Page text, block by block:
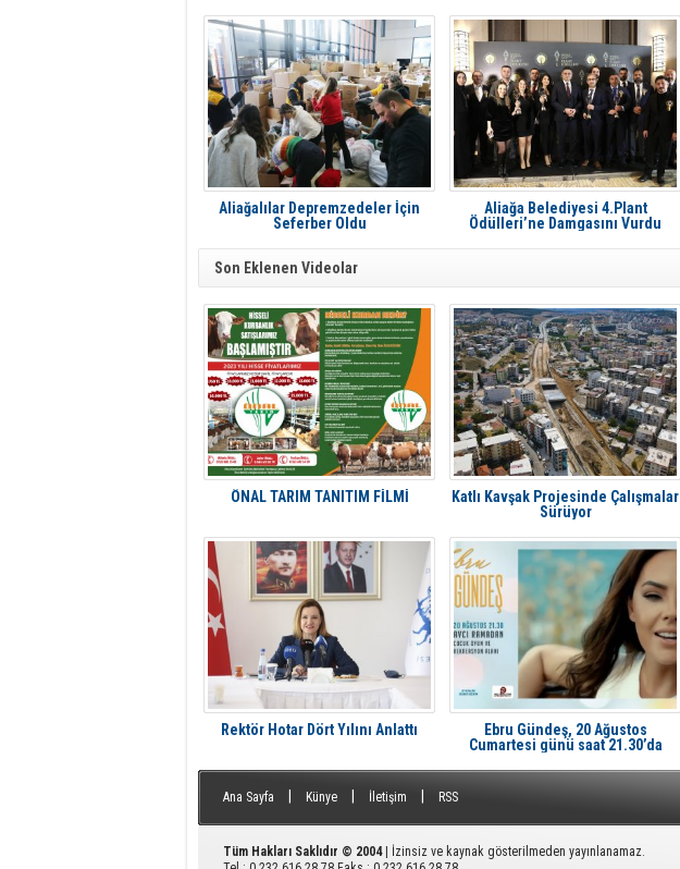
Aliağalılar Depremzedeler İçin
Seferber Oldu
Aliağa Belediyesi 4.Plant
Ödülleri’ne Damgasını Vurdu
Son Eklenen Videolar
ÖNAL TARIM TANITIM FİLMİ
Katlı Kavşak Projesinde Çalışmalar
Sürüyor
Rektör Hotar Dört Yılını Anlattı
Ebru Gündeş, 20 Ağustos
Cumartesi günü saat 21.30’da
Ana Sayfa Künye İletişim RSS
Tüm Hakları Saklıdır © 2004| İzinsiz ve kaynak gösterilmeden yayınlanamaz.